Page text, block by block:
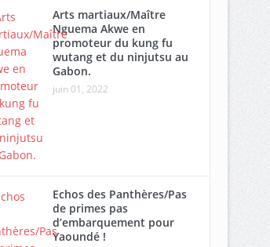
Arts martiaux/Maître
Nguema Akwe en
promoteur du kung fu
wutang et du ninjutsu au
Gabon.
juin 01, 2022
Echos des Panthères/Pas
de primes pas
d’embarquement pour
Yaoundé !